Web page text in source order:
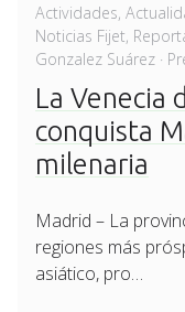
Actividades,
Noticias Fijet,
Gonzalez Suárez ·
La Venecia
conquista
milenaria
Madrid – La
regiones más
asiático, pro…